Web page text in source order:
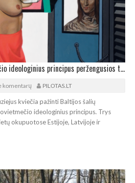
NEĮRĖMINTOS: Sovietmečio ideologinius principus peržengusios trys Baltijos šalių dailininkės
komentarų PILOTAS.LT
kviečia pažinti Baltijos šalių
ideologinius principus. Trys
okupuotose Estijoje, Latvijoje ir